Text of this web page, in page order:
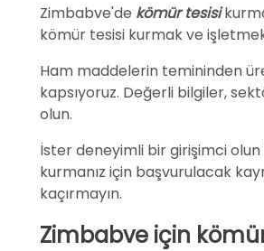
Zimbabve'de kömür tesisi
kömür tesisi kurmak ve
Ham maddelerin temininden
kapsıyoruz. Değerli bilgiler,
olun.
İster deneyimli bir girişimci
kurmanız için başvurulacak
kaçırmayın.
Zimbabve için